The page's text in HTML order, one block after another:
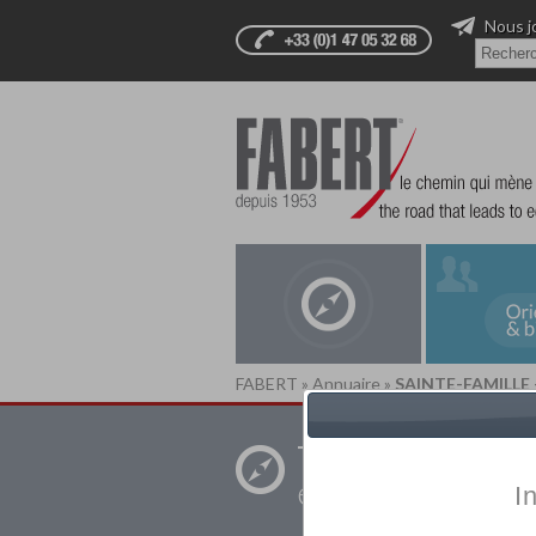
Nous
FABERT » Annuaire » SAINTE-FAMILLE
Trouver un
établissement